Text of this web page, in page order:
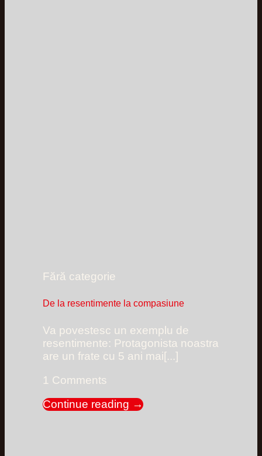
Fără categorie
De la resentimente la compasiune
Va povestesc un exemplu de
resentimente: Protagonista noastra
are un frate cu 5 ani mai[...]
1 Comments
Continue reading →